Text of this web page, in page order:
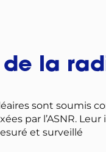
la
sont soumis
par l’ASNR.
et surveillé